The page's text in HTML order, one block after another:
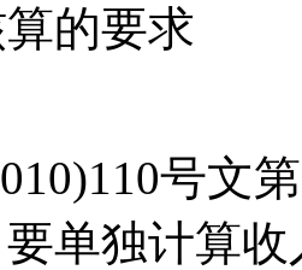
的要求
号文第
单独计算